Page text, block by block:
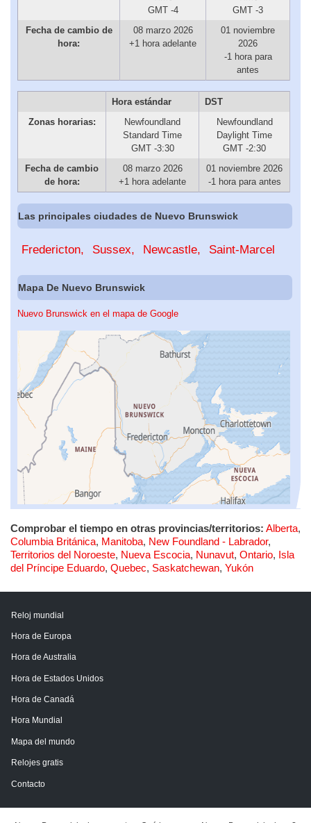
GMT -4
GMT -3
Fecha de cambio de
hora:
08 marzo 2026
+1 hora adelante
01 noviembre
2026
-1 hora para
antes
Hora estándar
DST
Zonas horarias:
Newfoundland
Standard Time
GMT -3:30
Newfoundland
Daylight Time
GMT -2:30
Fecha de cambio
de hora:
08 marzo 2026
+1 hora adelante
01 noviembre 2026
-1 hora para antes
Las principales ciudades de Nuevo Brunswick
Fredericton Sussex Newcastle Saint-Marcel
Mapa De Nuevo Brunswick
Nuevo Brunswick en el mapa de Google
Comprobar el tiempo en otras provincias/territorios: Alberta,
Columbia Británica, Manitoba, New Foundland - Labrador,
Territorios del Noroeste, Nueva Escocia, Nunavut, Ontario, Isla
del Príncipe Eduardo, Quebec, Saskatchewan, Yukón
Reloj mundial
Hora de Europa
Hora de Australia
Hora de Estados Unidos
Hora de Canadá
Hora Mundial
Mapa del mundo
Relojes gratis
Contacto